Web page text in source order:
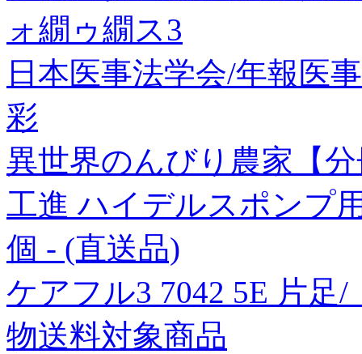
ォ繝ゥ繝ス3
日本医事法学会/年報医
彩
異世界のんびり農家【
工進 ハイデルスポンプ
個 - (直送品)
ケアフル3 7042 5E 片足
物送料対象商品